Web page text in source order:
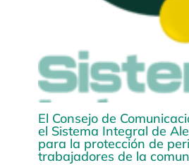
El Consejo de
el Sistema Integral de
para la protección de
trabajadores de la